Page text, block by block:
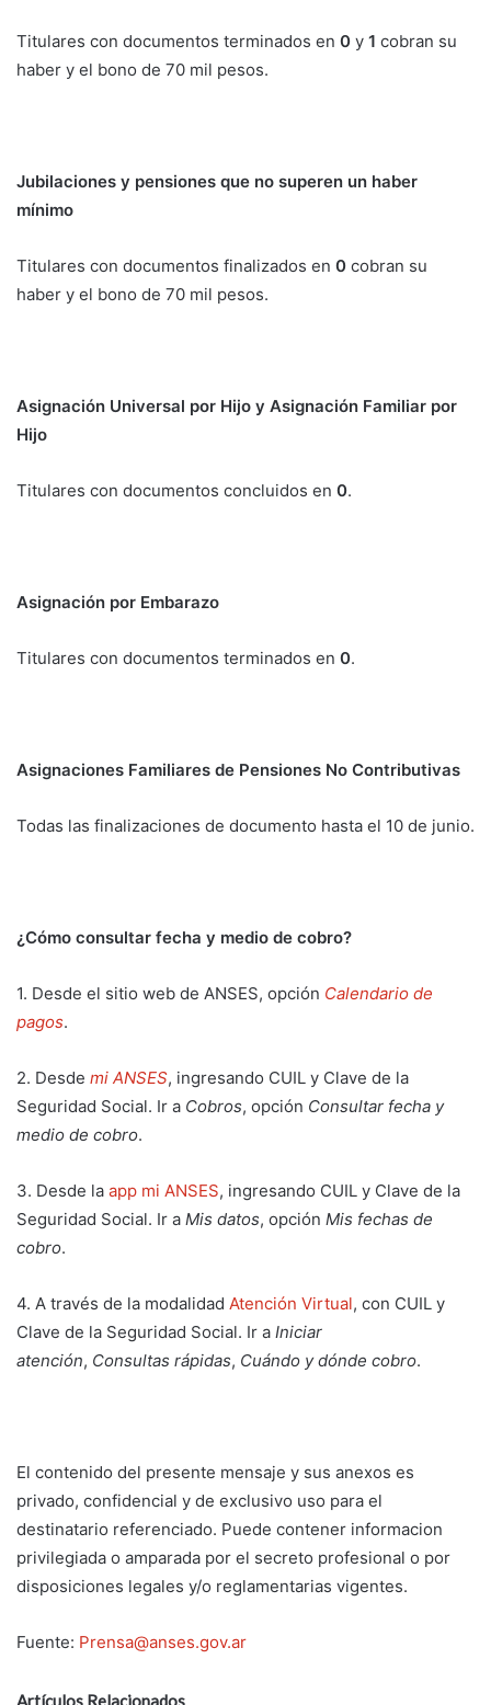
Titulares con documentos terminados en 0 y 1 cobran su
haber y el bono de 70 mil pesos.
Jubilaciones y pensiones que no superen un haber
mínimo
Titulares con documentos finalizados en 0 cobran su
haber y el bono de 70 mil pesos.
Asignación Universal por Hijo y Asignación Familiar por
Hijo
Titulares con documentos concluidos en 0.
Asignación por Embarazo
Titulares con documentos terminados en 0.
Asignaciones Familiares de Pensiones No Contributivas
Todas las finalizaciones de documento hasta el 10 de junio.
¿Cómo consultar fecha y medio de cobro?
1. Desde el sitio web de ANSES, opción Calendario de
pagos.
2. Desde mi ANSES, ingresando CUIL y Clave de la
Seguridad Social. Ir a Cobros, opción Consultar fecha y
medio de cobro.
3. Desde la app mi ANSES, ingresando CUIL y Clave de la
Seguridad Social. Ir a Mis datos, opción Mis fechas de
cobro.
4. A través de la modalidad Atención Virtual, con CUIL y
Clave de la Seguridad Social. Ir a Iniciar
atención, Consultas rápidas, Cuándo y dónde cobro.
El contenido del presente mensaje y sus anexos es
privado, confidencial y de exclusivo uso para el
destinatario referenciado. Puede contener informacion
privilegiada o amparada por el secreto profesional o por
disposiciones legales y/o reglamentarias vigentes.
Fuente: Prensa@anses.gov.ar
Artículos Relacionados